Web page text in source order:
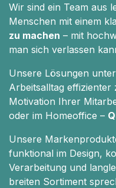
Wir sind ein Team aus
Menschen mit einem
zu machen – mit
man sich verlassen
Unsere Lösungen
Arbeitsalltag effizienter
Motivation Ihrer
oder im Homeoffice –
Unsere
funktional im Design,
Verarbeitung und
breiten Sortiment